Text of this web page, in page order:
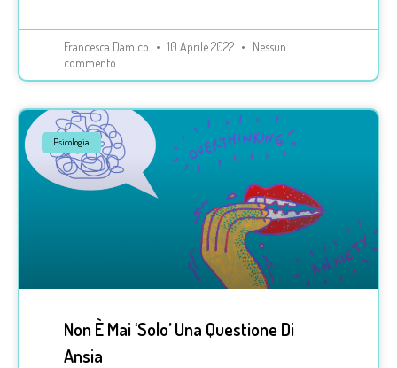
Francesca Damico 10 Aprile 2022
Nessun
commento
Psicologia
Non È Mai ‘solo’ Una Questione Di
Ansia